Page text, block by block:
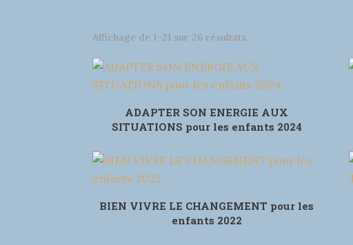
Affichage de 1–21 sur 26 résultats
ADAPTER SON ENERGIE AUX
SITUATIONS pour les enfants 2024
BIEN VIVRE LE CHANGEMENT pour les
enfants 2022